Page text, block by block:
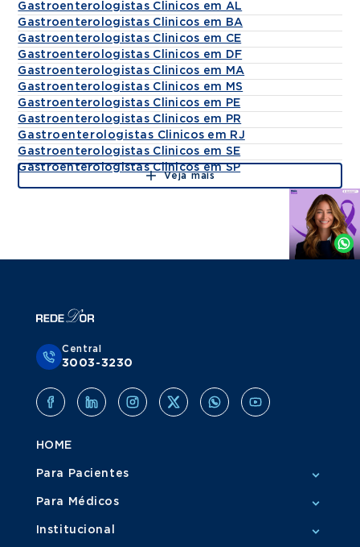
Gastroenterologistas Clinicos em AL
Gastroenterologistas Clinicos em BA
Gastroenterologistas Clinicos em CE
Gastroenterologistas Clinicos em DF
Gastroenterologistas Clinicos em MA
Gastroenterologistas Clinicos em MS
Gastroenterologistas Clinicos em PE
Gastroenterologistas Clinicos em PR
Gastroenterologistas Clinicos em RJ
Gastroenterologistas Clinicos em SE
Gastroenterologistas Clinicos em SP
Veja mais
Agende
Whatsapp
Central
3003-3230
HOME
Para Pacientes
Para Médicos
Institucional